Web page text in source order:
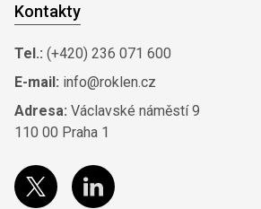
Kontakty
Tel.: (+420) 236 071 600
E-mail: info@roklen.cz
Adresa: Václavské náměstí 9
110 00 Praha 1